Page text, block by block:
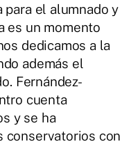
el alumnado y
es un momento
dedicamos a la
además el
Fernández-
cuenta
y se ha
conservatorios con